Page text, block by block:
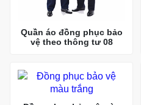
Quần áo đồng phục bảo
vệ theo thông tư 08